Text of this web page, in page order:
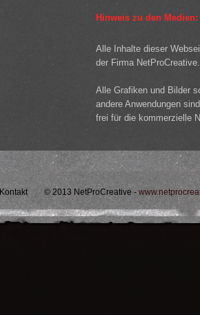
Hinweis zu den Medien:
Alle Inhalte dieser
der Firma NetProCreative.
Alle Grafiken und Bilder
andere Anwendungen
frei für die kommerzielle
Kontakt© 2013 NetProCreative -